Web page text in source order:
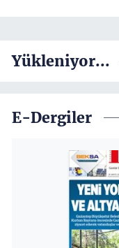
Yükleniyor...
E-Dergiler